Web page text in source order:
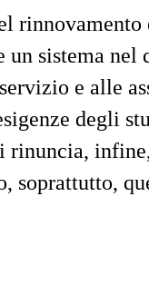
rinnovamento
un sistema nel
e alle
degli
rinuncia,
soprattutto,